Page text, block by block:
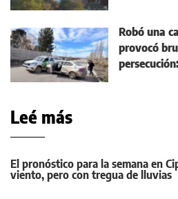
Robó una
provocó
Leé más
El pronóstico para la semana en
viento, pero con tregua de lluvias